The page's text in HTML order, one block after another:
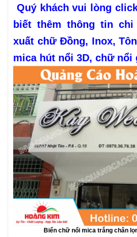
Quý khách vui lòng
biết thêm thông tin
xuất chữ Đồng, Inox,
mica hút nổi 3D, chữ nổi
Biển chữ nổi mica trắng chân